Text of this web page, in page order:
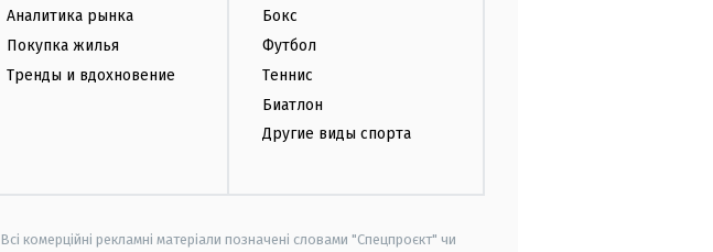
Аналитика рынка
Покупка жилья
Тренды и вдохновение
Бокс
Футбол
Теннис
Биатлон
Другие виды спорта
Всі комерційні рекламні матеріали позначені словами "Спецпроєкт" чи